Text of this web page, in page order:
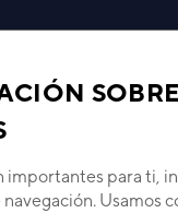
importantes para ti,
Usamos
EXTERIOR
FUJITSU
3IVF1000- Ref.